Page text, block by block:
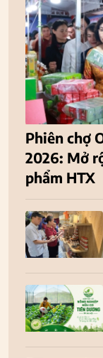
Phiên chợ
2026: Mở
phẩm HTX